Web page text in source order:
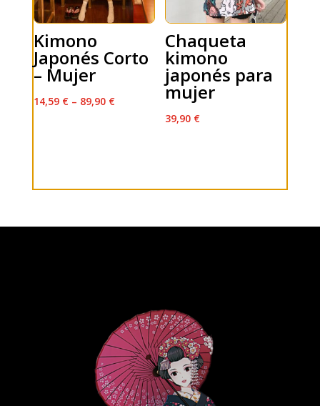
Kimono
Japonés Corto
– Mujer
14,59 €– 89,90 €
Chaqueta
kimono
japonés para
mujer
39,90 €